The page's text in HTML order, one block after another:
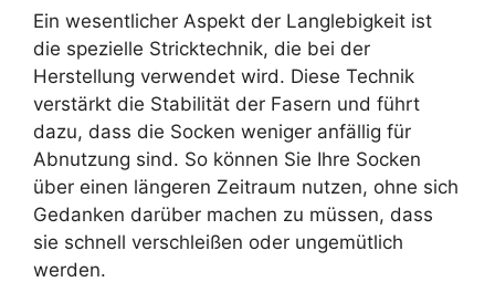
Ein wesentlicher Aspekt der Langlebigkeit ist
die spezielle Stricktechnik, die bei der
Herstellung verwendet wird. Diese Technik
verstärkt die Stabilität der Fasern und führt
dazu, dass die Socken weniger anfällig für
Abnutzung sind. So können Sie Ihre Socken
über einen längeren Zeitraum nutzen, ohne sich
Gedanken darüber machen zu müssen, dass
sie schnell verschleißen oder ungemütlich
werden.